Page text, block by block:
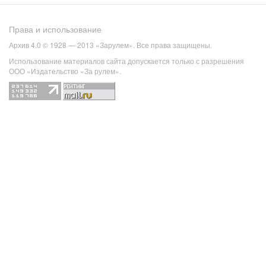
Права и использование
Архив 4.0 © 1928 — 2013 «Зарулем». Все права защищены.
Использование материалов сайта допускается только с разрешения
ООО «Издательство «За рулем».